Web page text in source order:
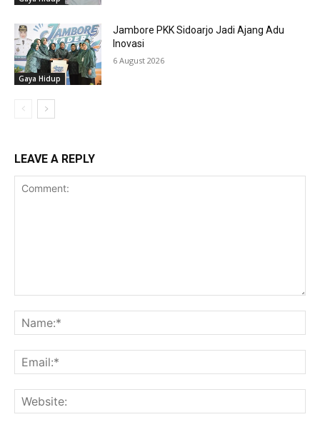
Gaya Hidup
Jambore PKK Sidoarjo Jadi Ajang Adu
Inovasi
6 August 2026
LEAVE A REPLY